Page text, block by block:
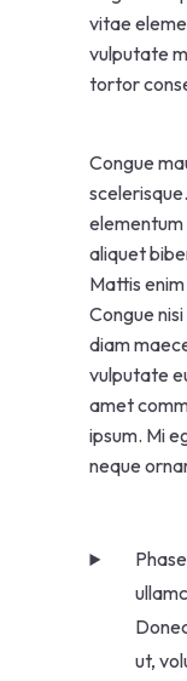
vitae
vulputate
tortor
Congue
elementum
aliquet
Mattis
Congue
diam
vulputate
amet
ipsum. Mi
neque
ut,